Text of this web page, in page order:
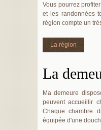
Vous pourrez
et les randonnées
région compte un
La région
La
Ma demeure
peuvent accueillir
Chaque chambre
équipée d'une